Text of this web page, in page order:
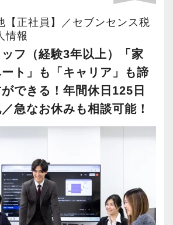
～40h程度
率100％
済み
ニタ完備
長環境＞
定基盤
まで幅広く経験可能
産税に関与
継／M&Aにも対応
【正社員】／セブンセンス税
情報
フ（経験3年以上）「家
ト」も「キャリア」も諦
できる！年間休日125日
急なお休みも相談可能！